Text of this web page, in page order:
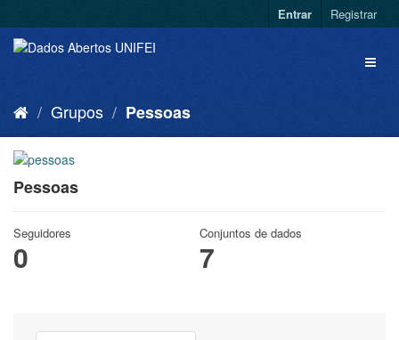
Entrar Registrar
Grupos Pessoas
Pessoas
Seguidores
0
Conjuntos de dados
7